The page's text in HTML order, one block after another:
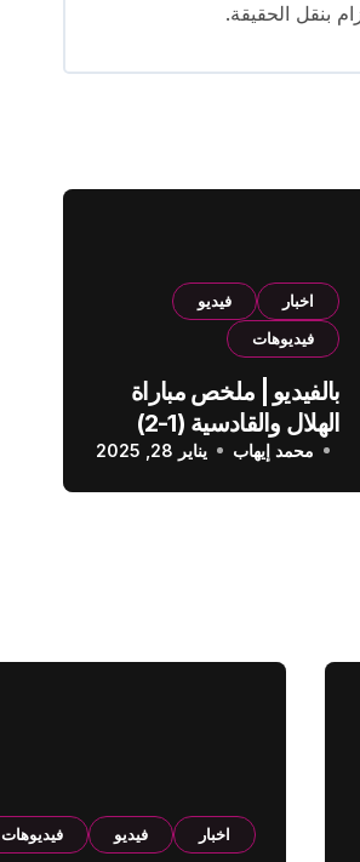
بنقل الحقيقة.
اخبار
فيديو
فيديوهات
بالفيديو | ملخص مباراة
الهلال والقادسية (1-2)
الدوري السعودي
محمد إيهاب يناير 28, 2025
اخبار فيديو فيديوهات